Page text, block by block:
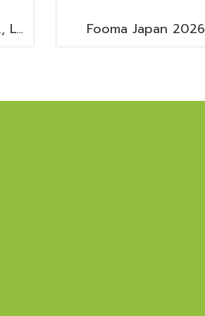
Yamamori Trading Co., Ltd. Fooma Japan 2026